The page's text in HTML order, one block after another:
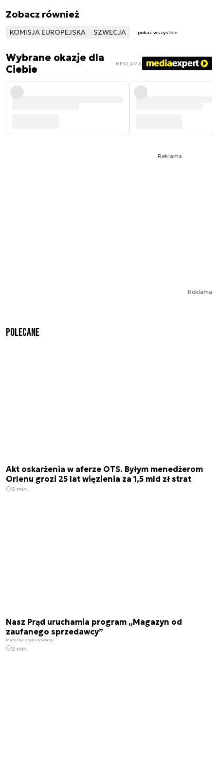
Zobacz również
KOMISJA EUROPEJSKA SZWECJA pokaż wszystkie
Wybrane okazje dla
Ciebie
REKLAMA
Reklama
Reklama
Polecane
Akt oskarżenia w aferze OTS. Byłym menedżerom
Orlenu grozi 25 lat więzienia za 1,5 mld zł strat
2 min.
Nasz Prąd uruchamia program „Magazyn od
zaufanego sprzedawcy”
Materiał sponsorowany
2 min.